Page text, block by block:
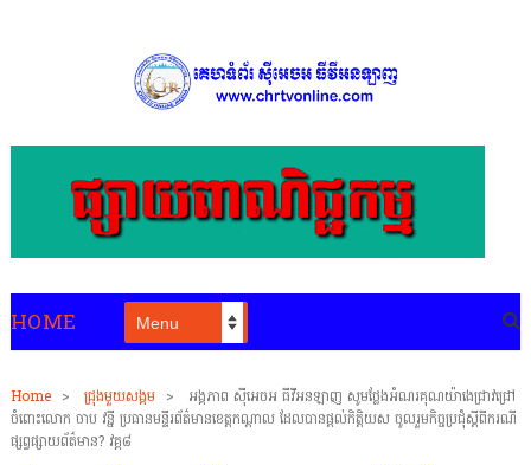
HOME
Home > ជ្រុងមួយសង្គម >
អង្គភាព ស៊ីអេចអ ធីវីអនឡាញ សូមថ្លែងអំណរគុណយ៉ាងេជ្រាវជ្រៅ
ចំពោះលោក ចាប វន្នី ប្រធានមន្ទីរព័ត៌មានខេត្តកណ្តាល ដែលបានផ្តល់កិត្តិយស ចូលរួមកិច្ចប្រជុំស្តីពីករណី
ផ្សព្វផ្សាយព័ត៌មាន? វគ្គ៨